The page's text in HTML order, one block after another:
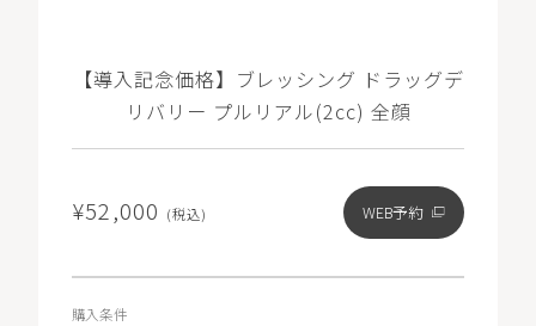
【導入記念価格】ブレッシング ドラッグデ
リバリー プルリアル(2cc) 全顔
¥52,000 (税込) WEB予約
購入条件